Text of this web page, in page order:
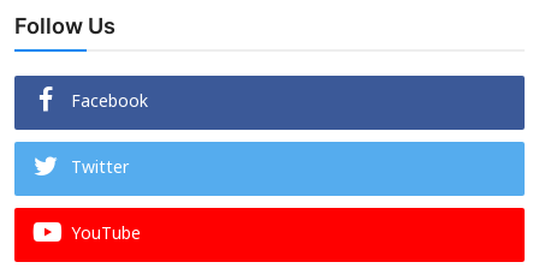
Follow Us
Facebook
Twitter
YouTube